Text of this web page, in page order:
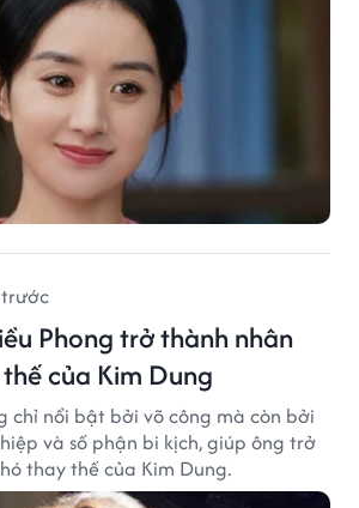
Phong trở thành nhân
của Kim Dung
chỉ nổi bật bởi võ công mà còn bởi
và số phận bi kịch, giúp ông trở
thay thế của Kim Dung.